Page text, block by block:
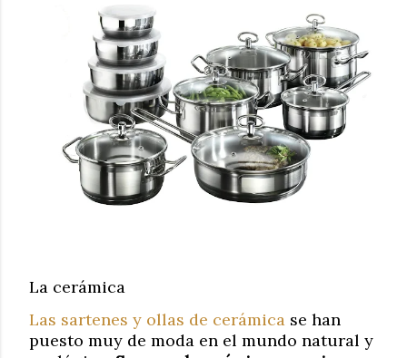
La cerámica
Las sartenes y ollas de cerámica se han
puesto muy de moda en el mundo natural y